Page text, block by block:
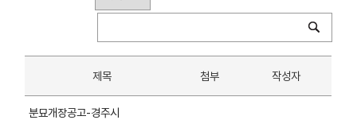
제목 첨부 작성자
분묘개장공고-경주시